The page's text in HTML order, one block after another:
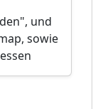
und
sowie